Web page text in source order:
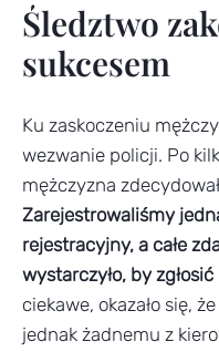
Śledztwo
sukcesem
Ku zaskoczeniu
wezwanie policji. Po
mężczyzna
Zarejestrowaliśmy
rejestracyjny, a całe
wystarczyło, by
ciekawe, okazało się,
jednak żadnemu z